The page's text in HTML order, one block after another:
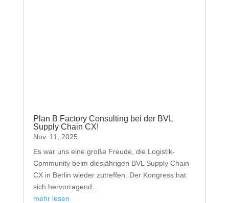
Plan B Factory Consulting bei der BVL
Supply Chain CX!
Nov. 11, 2025
Es war uns eine große Freude, die Logistik-
Community beim diesjährigen BVL Supply Chain
CX in Berlin wieder zutreffen. Der Kongress hat
sich hervorragend…
mehr lesen